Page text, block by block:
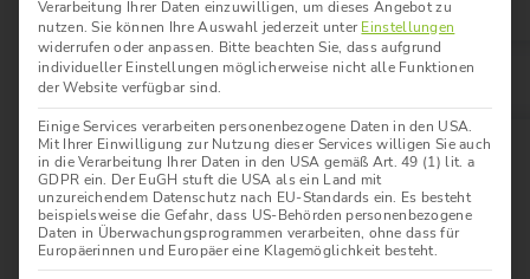
Über uns
Das TeamZiele
Unsere Mitglieder
Verarbeitung Ihrer Daten einzuwilligen, um dieses Angebot zu
nutzen. Sie können Ihre Auswahl jederzeit unter Einstellungen
widerrufen oder anpassen. Bitte beachten Sie, dass aufgrund
individueller Einstellungen möglicherweise nicht alle Funktionen
der Website verfügbar sind.
Einige Services verarbeiten personenbezogene Daten in den USA.
Mit Ihrer Einwilligung zur Nutzung dieser Services willigen Sie auch
in die Verarbeitung Ihrer Daten in den USA gemäß Art. 49 (1) lit. a
GDPR ein. Der EuGH stuft die USA als ein Land mit
unzureichendem Datenschutz nach EU-Standards ein. Es besteht
beispielsweise die Gefahr, dass US-Behörden personenbezogene
Daten in Überwachungsprogrammen verarbeiten, ohne dass für
Europäerinnen und Europäer eine Klagemöglichkeit besteht.